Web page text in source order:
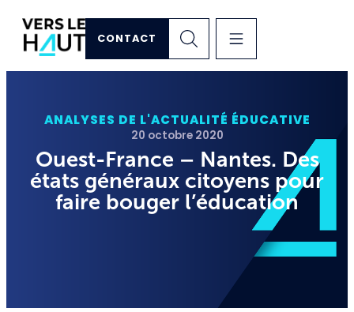
CONTACT
ANALYSES DE L'ACTUALITÉ ÉDUCATIVE
20 octobre 2020
Ouest-France – Nantes. Des
états généraux citoyens pour
faire bouger l’éducation